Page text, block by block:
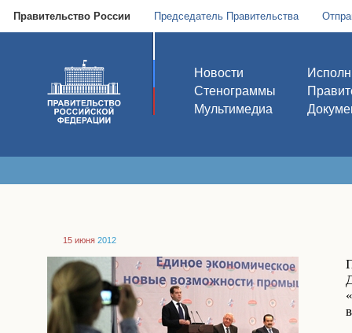
Правительство России Председатель Правительства
Новости
Стенограммы
Мультимедиа
15 июня 2012